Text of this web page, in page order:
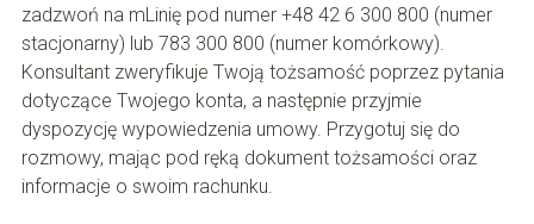
zadzwoń na mLinię pod numer +48 42 6 300 800 (numer
stacjonarny) lub 783 300 800 (numer komórkowy).
Konsultant zweryfikuje Twoją tożsamość poprzez pytania
dotyczące Twojego konta, a następnie przyjmie
dyspozycję wypowiedzenia umowy. Przygotuj się do
rozmowy, mając pod ręką dokument tożsamości oraz
informacje o swoim rachunku.